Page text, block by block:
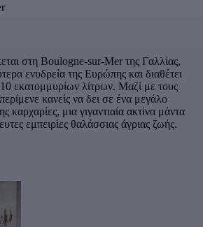
στη Boulogne-sur-Mer της Γαλλίας,
ενυδρεία της Ευρώπης και διαθέτει
εκατομμυρίων λίτρων. Μαζί με τους
κανείς να δει σε ένα μεγάλο
καρχαρίες, μια γιγαντιαία ακτίνα μάντα
εμπειρίες θαλάσσιας άγριας ζωής.